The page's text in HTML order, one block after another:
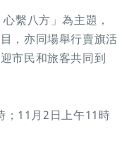
繫八方」為主題，
，亦同場舉行賣旗活
市民和旅客共同到
；11月2日上午11時